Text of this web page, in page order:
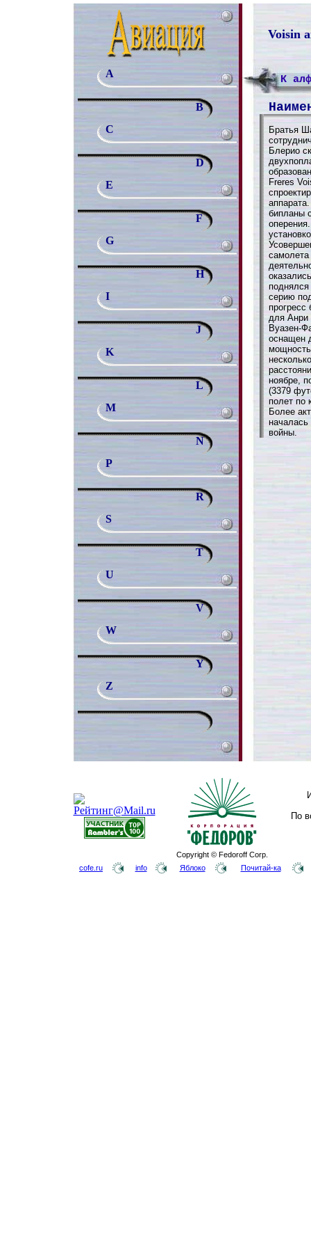
Voisin
A
B
C
D
E
F
G
H
I
J
K
L
M
N
P
R
S
T
U
V
W
Y
Z
К
Братья
Блерио
Frеres
бипланы
самолета
серию
прогресс
для Анри
Вуазен-
оснащен
ноябре,
(3379
полет по
Более
войны.
Copyright © Fedoroff Corp.
По
cofe.ru info Яблоко Почитай-ка